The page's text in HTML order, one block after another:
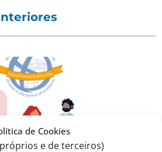
de Cookies
e de terceiros)